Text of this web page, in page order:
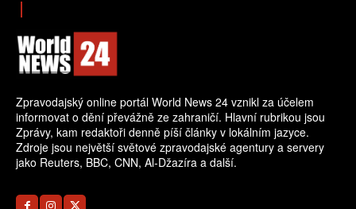
Zpravodajský online portál World News 24 vznikl za účelem
informovat o dění převážně ze zahraničí. Hlavní rubrikou jsou
Zprávy, kam redaktoři denně píší články v lokálním jazyce.
Zdroje jsou největší světové zpravodajské agentury a servery
jako Reuters, BBC, CNN, Al-Džazíra a další.